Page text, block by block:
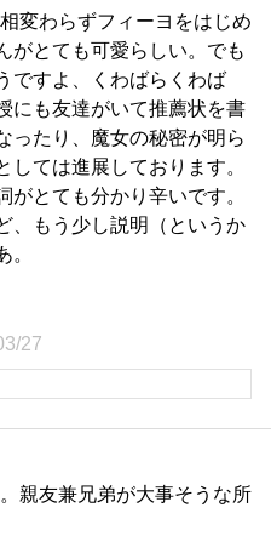
らずフィーヨをはじめ
がとても可愛らしい。でも
ですよ、くわばらくわば
にも友達がいて推薦状を書
ったり、魔女の秘密が明ら
しては進展しております。
がとても分かり辛いです。
、もう少し説明（というか
。
27
親友兼兄弟が大事そうな所